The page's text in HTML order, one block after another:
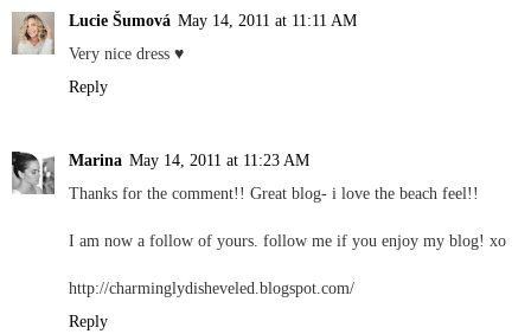
Lucie Šumová May 14, 2011 at 11:11 AM
Very nice dress ♥
Reply
Marina May 14, 2011 at 11:23 AM
Thanks for the comment!! Great blog- i love the beach feel!!
I am now a follow of yours. follow me if you enjoy my blog! xo
http://charminglydisheveled.blogspot.com/
Reply